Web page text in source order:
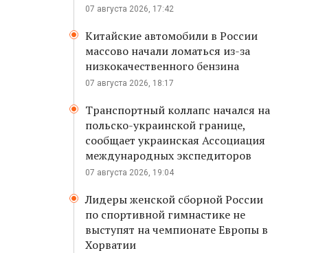
07 августа 2026, 17:42
Китайские автомобили в России
массово начали ломаться из-за
низкокачественного бензина
07 августа 2026, 18:17
Транспортный коллапс начался на
польско-украинской границе,
сообщает украинская Ассоциация
международных экспедиторов
07 августа 2026, 19:04
Лидеры женской сборной России
по спортивной гимнастике не
выступят на чемпионате Европы в
Хорватии